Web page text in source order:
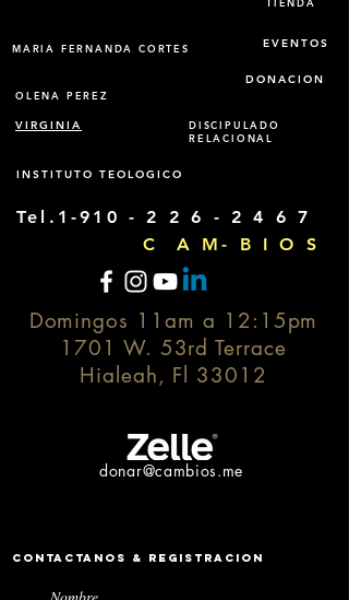
MARIA FERNANDA CORTES EVENTOS
DONACION
OLENA PEREZ
VIRGINIA
DISCIPULADO
RELACIONAL
INSTITUTO TEOLOGICO
Tel.1-910 - 2 2 6 - 2 4 6 7
C A M- B I O S
Domingos 11am a 12:15pm
1701 W. 53rd Terrace
Hialeah, Fl 33012
donar@cambios.me
Contactanos & Registracion